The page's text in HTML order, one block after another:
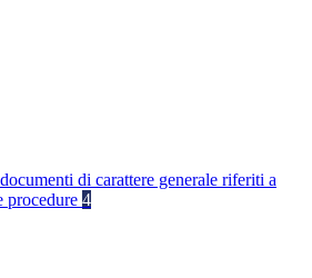
di carattere generale riferiti a
procedure 4